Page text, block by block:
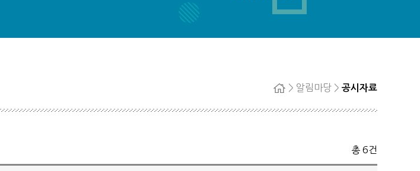
시판 여성수학계 소식
공시자료
나의 정보
회비납입 및 결제내역
홈 > 알림마당 > 공시자료
총 6건